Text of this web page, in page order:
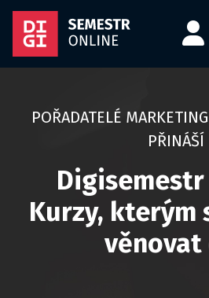
POŘADATELÉ
PŘINÁŠÍ
Kurzy, kterým
věnovat